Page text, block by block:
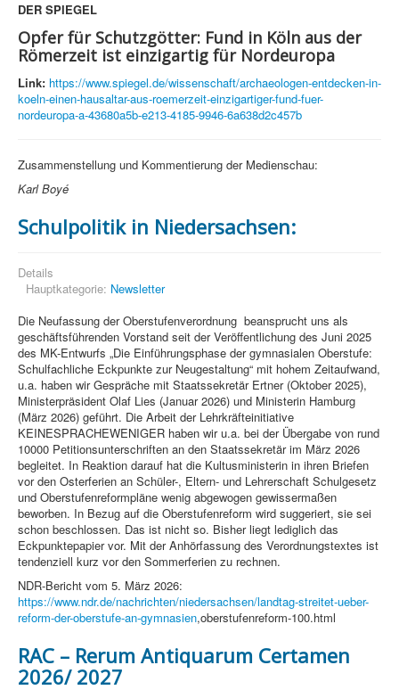
DER SPIEGEL
Opfer für Schutzgötter: Fund in Köln aus der
Römerzeit ist einzigartig für Nordeuropa
Link: https://www.spiegel.de/wissenschaft/archaeologen-entdecken-in-
koeln-einen-hausaltar-aus-roemerzeit-einzigartiger-fund-fuer-
nordeuropa-a-43680a5b-e213-4185-9946-6a638d2c457b
Zusammenstellung und Kommentierung der Medienschau:
Karl Boyé
Schulpolitik in Niedersachsen:
Details
Hauptkategorie: Newsletter
Die Neufassung der Oberstufenverordnung beansprucht uns als
geschäftsführenden Vorstand seit der Veröffentlichung des Juni 2025
des MK-Entwurfs „Die Einführungsphase der gymnasialen Oberstufe:
Schulfachliche Eckpunkte zur Neugestaltung“ mit hohem Zeitaufwand,
u.a. haben wir Gespräche mit Staatssekretär Ertner (Oktober 2025),
Ministerpräsident Olaf Lies (Januar 2026) und Ministerin Hamburg
(März 2026) geführt. Die Arbeit der Lehrkräfteinitiative
KEINESPRACHEWENIGER haben wir u.a. bei der Übergabe von rund
10000 Petitionsunterschriften an den Staatssekretär im März 2026
begleitet. In Reaktion darauf hat die Kultusministerin in ihren Briefen
vor den Osterferien an Schüler-, Eltern- und Lehrerschaft Schulgesetz
und Oberstufenreformpläne wenig abgewogen gewissermaßen
beworben. In Bezug auf die Oberstufenreform wird suggeriert, sie sei
schon beschlossen. Das ist nicht so. Bisher liegt lediglich das
Eckpunktepapier vor. Mit der Anhörfassung des Verordnungstextes ist
tendenziell kurz vor den Sommerferien zu rechnen.
NDR-Bericht vom 5. März 2026:
https://www.ndr.de/nachrichten/niedersachsen/landtag-streitet-ueber-
reform-der-oberstufe-an-gymnasien,oberstufenreform-100.html
RAC – Rerum Antiquarum Certamen
2026/ 2027